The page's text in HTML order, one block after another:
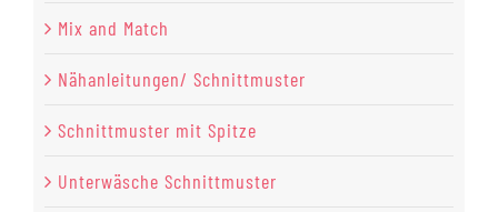
Mix and Match
Nähanleitungen/ Schnittmuster
Schnittmuster mit Spitze
Unterwäsche Schnittmuster